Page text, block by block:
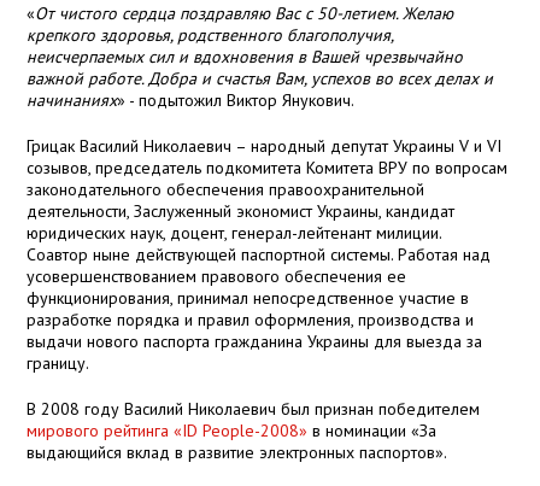
«От чистого сердца поздравляю Вас с 50-летием. Желаю
крепкого здоровья, родственного благополучия,
неисчерпаемых сил и вдохновения в Вашей чрезвычайно
важной работе. Добра и счастья Вам, успехов во всех делах и
начинаниях» - подытожил Виктор Янукович.
Грицак Василий Николаевич – народный депутат Украины V и VI
созывов, председатель подкомитета Комитета ВРУ по вопросам
законодательного обеспечения правоохранительной
деятельности, Заслуженный экономист Украины, кандидат
юридических наук, доцент, генерал-лейтенант милиции.
Соавтор ныне действующей паспортной системы. Работая над
усовершенствованием правового обеспечения ее
функционирования, принимал непосредственное участие в
разработке порядка и правил оформления, производства и
выдачи нового паспорта гражданина Украины для выезда за
границу.
В 2008 году Василий Николаевич был признан победителем
мирового рейтинга «ID People-2008» в номинации «За
выдающийся вклад в развитие электронных паспортов».